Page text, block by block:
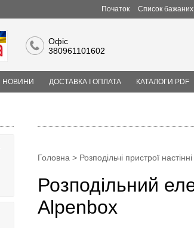
Початок Список бажаних
Офіс
380961101602
НОВИНИ ДОСТАВКА І ОПЛАТА КАТАЛОГИ PDF
Головна > Розподільчі пристрої настінні
Розподільний
Alpenbox